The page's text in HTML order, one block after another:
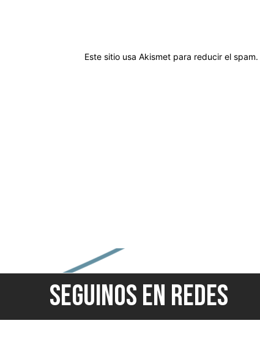
Este sitio usa Akismet para reducir el spam.
SEGUINOS EN REDES